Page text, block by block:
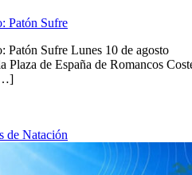
Patón Sufre
Patón Sufre Lunes 10 de agosto
Plaza de España de Romancos
de Natación